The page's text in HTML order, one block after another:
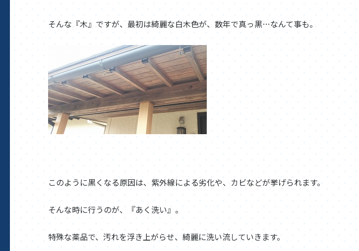
そんな『木』ですが、最初は綺麗な白木色が、数年で真っ黒…なんて事も。
このように黒くなる原因は、紫外線による劣化や、カビなどが挙げられます。
そんな時に行うのが、『あく洗い』。
特殊な薬品で、汚れを浮き上がらせ、綺麗に洗い流していきます。